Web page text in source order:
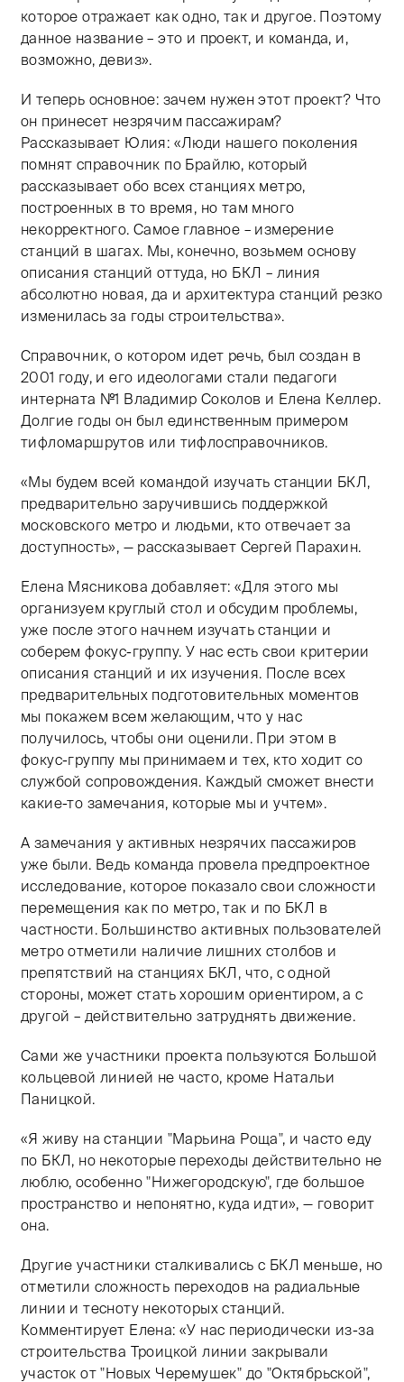
которое отражает как одно, так и другое. Поэтому
данное название – это и проект, и команда, и,
возможно, девиз».
И теперь основное: зачем нужен этот проект? Что
он принесет незрячим пассажирам?
Рассказывает Юлия: «Люди нашего поколения
помнят справочник по Брайлю, который
рассказывает обо всех станциях метро,
построенных в то время, но там много
некорректного. Самое главное – измерение
станций в шагах. Мы, конечно, возьмем основу
описания станций оттуда, но БКЛ – линия
абсолютно новая, да и архитектура станций резко
изменилась за годы строительства».
Справочник, о котором идет речь, был создан в
2001 году, и его идеологами стали педагоги
интерната №1 Владимир Соколов и Елена Келлер.
Долгие годы он был единственным примером
тифломаршрутов или тифлосправочников.
«Мы будем всей командой изучать станции БКЛ,
предварительно заручившись поддержкой
московского метро и людьми, кто отвечает за
доступность», — рассказывает Сергей Парахин.
Елена Мясникова добавляет: «Для этого мы
организуем круглый стол и обсудим проблемы,
уже после этого начнем изучать станции и
соберем фокус-группу. У нас есть свои критерии
описания станций и их изучения. После всех
предварительных подготовительных моментов
мы покажем всем желающим, что у нас
получилось, чтобы они оценили. При этом в
фокус-группу мы принимаем и тех, кто ходит со
службой сопровождения. Каждый сможет внести
какие-то замечания, которые мы и учтем».
А замечания у активных незрячих пассажиров
уже были. Ведь команда провела предпроектное
исследование, которое показало свои сложности
перемещения как по метро, так и по БКЛ в
частности. Большинство активных пользователей
метро отметили наличие лишних столбов и
препятствий на станциях БКЛ, что, с одной
стороны, может стать хорошим ориентиром, а с
другой – действительно затруднять движение.
Сами же участники проекта пользуются Большой
кольцевой линией не часто, кроме Натальи
Паницкой.
«Я живу на станции "Марьина Роща", и часто еду
по БКЛ, но некоторые переходы действительно не
люблю, особенно "Нижегородскую", где большое
пространство и непонятно, куда идти», — говорит
она.
Другие участники сталкивались с БКЛ меньше, но
отметили сложность переходов на радиальные
линии и тесноту некоторых станций.
Комментирует Елена: «У нас периодически из-за
строительства Троицкой линии закрывали
участок от "Новых Черемушек" до "Октябрьской",